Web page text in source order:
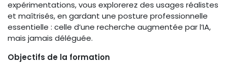
expérimentations, vous explorerez des usages réalistes
et maîtrisés, en gardant une posture professionnelle
essentielle : celle d’une recherche augmentée par l’IA,
mais jamais déléguée.
Objectifs de la formation